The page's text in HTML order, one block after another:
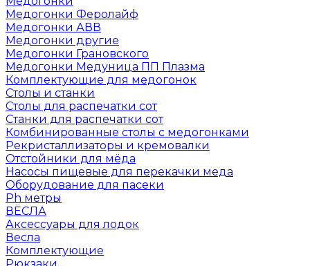
Медогонки Феролайф
Медогонки АВВ
Медогонки другие
Медогонки Грановского
Медогонки Медуница ПП Плазма
Комплектующие для медогонок
Столы и станки
Столы для распечатки сот
Станки для распечатки сот
Комбинированные столы с медогонками
Рекристаллизаторы и кремовалки
Отстойники для мёда
Насосы пищевые для перекачки меда
Оборудование для пасеки
Ph метры
ВЁСЛА
Аксессуары для лодок
Весла
Комплектующие